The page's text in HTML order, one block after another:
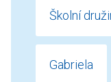
Školní
Gabriela